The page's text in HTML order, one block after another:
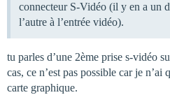
connecteur S-Vidéo (il y en a un
l’autre à l’entrée vidéo).
tu parles d’une 2ème prise s-vidéo
cas, ce n’est pas possible car je n’ai
carte graphique.